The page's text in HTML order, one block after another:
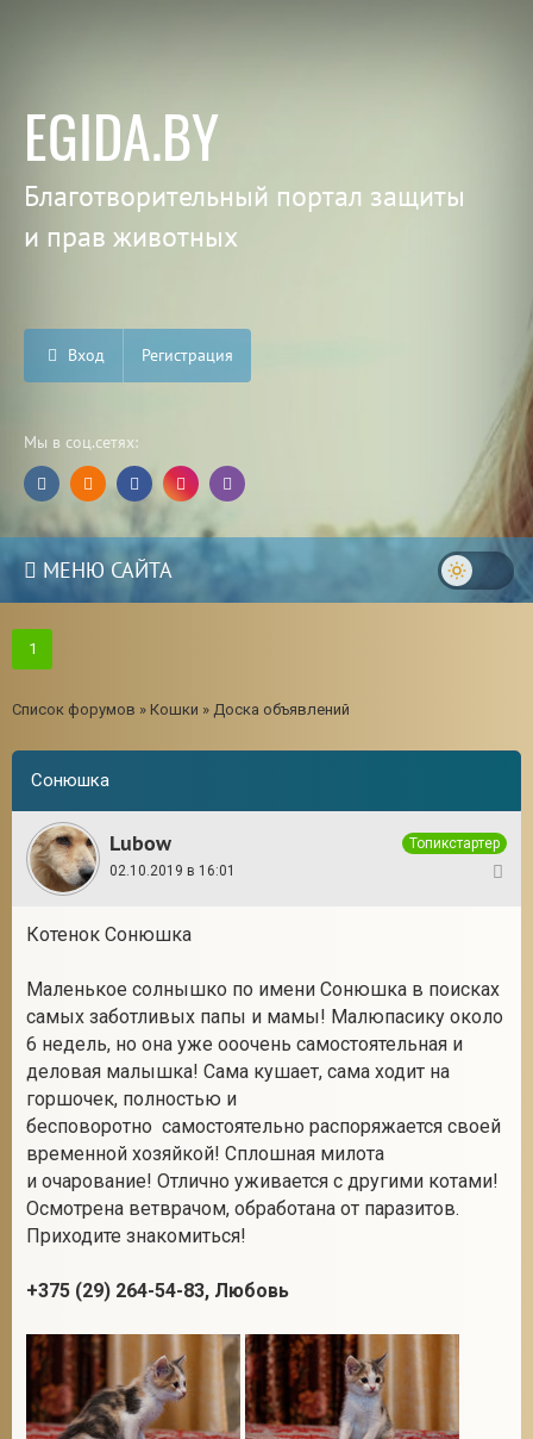
EGIDA.BY
Благотворительный портал защиты
и прав животных
Вход Регистрация
Мы в соц.сетях:
МЕНЮ САЙТА
1
Список форумов » Кошки » Доска объявлений
Сонюшка
Lubow
Топикстартер
02.10.2019 в 16:01
Котенок Сонюшка
Маленькое солнышко по имени Сонюшка в поисках
самых заботливых папы и мамы! Малюпасику около
6 недель, но она уже ооочень самостоятельная и
деловая малышка! Сама кушает, сама ходит на
горшочек, полностью и
бесповоротно самостоятельно распоряжается своей
временной хозяйкой! Сплошная милота
и очарование! Отлично уживается с другими котами!
Осмотрена ветврачом, обработана от паразитов.
Приходите знакомиться!
+375 (29) 264-54-83, Любовь